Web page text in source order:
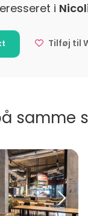
i
Tilføj til
samme